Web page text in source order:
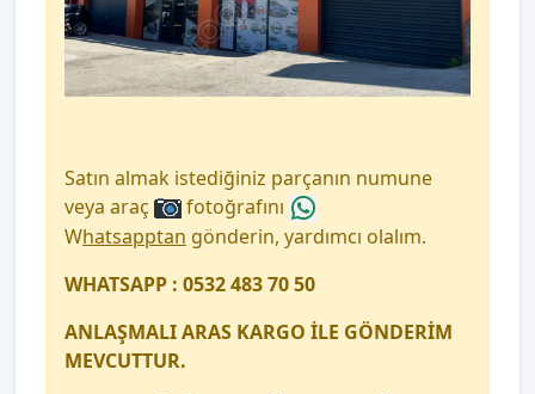
Satın almak istediğiniz parçanın numune
veya araç
fotoğrafını
Whatsapptan gönderin, yardımcı olalım.
WHATSAPP : 0532 483 70 50
ANLAŞMALI ARAS KARGO İLE GÖNDERİM
MEVCUTTUR.